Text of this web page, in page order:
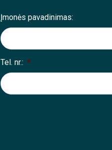
Įmonės pavadinimas:
Tel. nr.: *